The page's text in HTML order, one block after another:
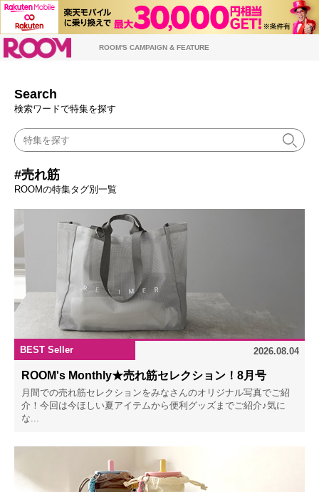
ROOM'S CAMPAIGN & FEATURE
Search
検索ワードで特集を探す
#売れ筋
ROOMの特集タグ別一覧
BEST Seller 2026.08.04
ROOM's Monthly★売れ筋セレクション！8月号
月間での売れ筋セレクションをみなさんのオリジナル写真でご紹
介！今回は今ほしい夏アイテムから便利グッズまでご紹介♪気に
な...